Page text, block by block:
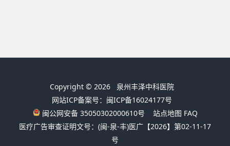
Copyright © 2026 泉州丰泽中科医院
网站ICP备案号：闽ICP备16024177号
闽公网安备 35050302000610号
站点地图 FAQ
医疗广告审查证明文号：(闽-泉-丰)医广【2026】第02-11-17
号